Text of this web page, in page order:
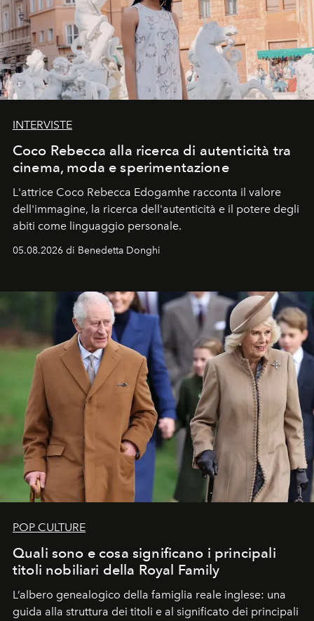
INTERVISTE
Coco Rebecca alla ricerca di autenticità tra
cinema, moda e sperimentazione
L'attrice Coco Rebecca Edogamhe racconta il valore
dell'immagine, la ricerca dell'autenticità e il potere degli
abiti come linguaggio personale.
05.08.2026 di Benedetta Donghi
POP CULTURE
Quali sono e cosa significano i principali
titoli nobiliari della Royal Family
L’albero genealogico della famiglia reale inglese: una
guida alla struttura dei titoli e al significato dei principali